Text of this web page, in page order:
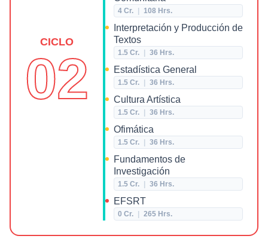
CICLO
02
4 Cr. 108 Hrs.
Interpretación y Producción de
Textos
1.5 Cr. 36 Hrs.
Estadística General
1.5 Cr. 36 Hrs.
Cultura Artística
1.5 Cr. 36 Hrs.
Ofimática
1.5 Cr. 36 Hrs.
Fundamentos de
Investigación
1.5 Cr. 36 Hrs.
EFSRT
0 Cr. 265 Hrs.